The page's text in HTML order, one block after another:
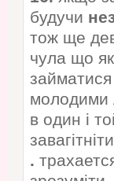
будучи
тож ще
чула що
молодими
в один і
.